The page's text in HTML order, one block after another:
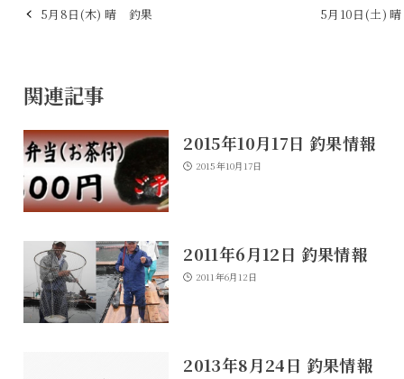
5月8日(木) 晴 釣果 5月10日(土)
関連記事
2015年10月17日 釣果情報
2015年10月17日
2011年6月12日 釣果情報
2011年6月12日
2013年8月24日 釣果情報